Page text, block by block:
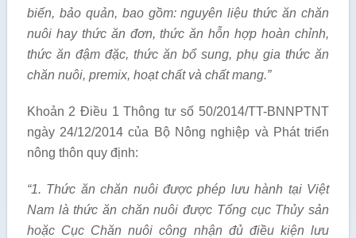
biến, bảo quản, bao gồm: nguyên liệu thức ăn chăn
nuôi hay thức ăn đơn, thức ăn hỗn hợphoàn chỉnh,
thức ăn đậm đặc, thức ăn bổsung, phụ gia thức ăn
chăn nuôi, premix, hoạt chất và chất mang.”
Khoản 2 Điều 1 Thông tư số 50/2014/TT-BNNPTNT
ngày 24/12/2014 của Bộ Nông nghiệp và Phát triển
nông thôn quy định:
“1. Thức ăn chăn nuôi được phép lưu hành tại Việt
Nam là thứcăn chăn nuôi được Tổng cục Thủy sản
hoặc Cục Chăn nuôi công nhận đủđiều kiệnlưu